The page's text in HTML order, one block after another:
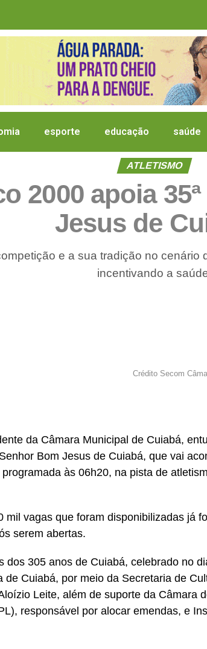
esporte educação saúde
ATLETISMO
2000 apoia
Jesus de
e a sua tradição no
incentivando a
Crédito Secom
da Câmara Municipal de Cuiabá,
Bom Jesus de Cuiabá, que vai
às 06h20, na pista de
mil vagas que foram disponibilizadas já
serem abertas.
dos 305 anos de Cuiabá, celebrado no
de Cuiabá, por meio da Secretaria de
Leite, além de suporte da Câmara
responsável por alocar emendas, e